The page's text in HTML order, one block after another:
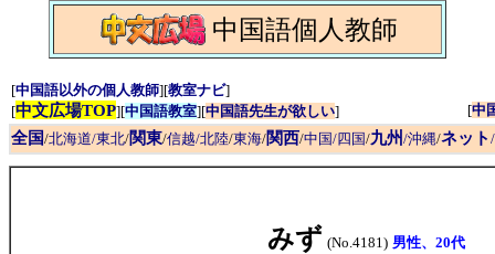
中国語個人教師
[中国語以外の個人教師][教室ナビ]
[中文広場TOP][中国語教室][中国語先生が欲しい] [中
全国/北海道/東北/関東/信越/北陸/東海/関西/中国/四国/九州/沖縄/ネット
みず (No.4181) 男性、20代